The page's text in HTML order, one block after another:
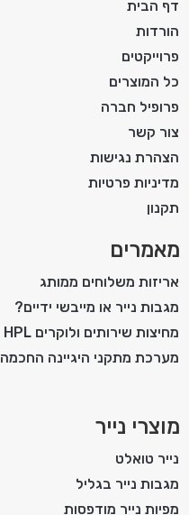
דף הבית
הורדות
פרוייקטים
כל המוצרים
פרופיל חברה
צור קשר
הצהרת נגישות
מדיניות פרטיות
תקנון
מאמרים
אריזות משלוחים ממותג
מגבות נייר או מייבשי ידיים?
מחיצות שירותים ולוקרים HPL
מערכת מתקני היגיינה החכמה
מוצרי נייר
נייר טואלט
מגבות נייר בגליל
מפיות נייר מודפסות